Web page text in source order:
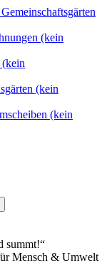
(kein
(kein
(kein
summt!“
Mensch & Umwelt